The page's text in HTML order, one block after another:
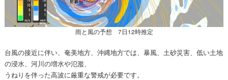
雨と風の予想 7日12時推定
台風の接近に伴い、奄美地方、沖縄地方では、暴風、土砂災害、低い土地
の浸水、河川の増水や氾濫、
うねりを伴った高波に厳重な警戒が必要です。